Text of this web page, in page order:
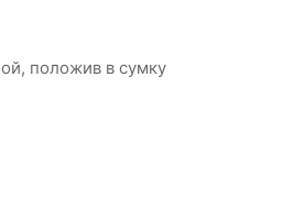
положив в сумку